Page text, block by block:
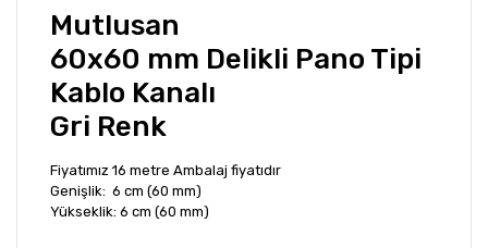
Mutlusan
60x60 mm Delikli Pano Tipi
Kablo Kanalı
Gri Renk
Fiyatımız 16 metre Ambalaj fiyatıdır
Genişlik: 6 cm (60 mm)
Yükseklik: 6 cm (60 mm)